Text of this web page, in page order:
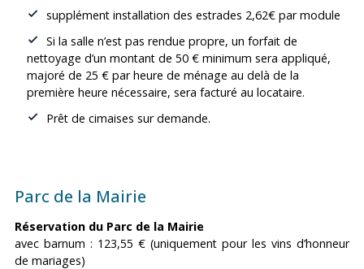
supplément installation des estrades 2,62€ par module
Si la salle n’est pas rendue propre, un forfait de
nettoyage d’un montant de 50 € minimum sera appliqué,
majoré de 25 € par heure de ménage au delà de la
première heure nécessaire, sera facturé au locataire.
Prêt de cimaises sur demande.
Parc de la Mairie
Réservation du Parc de la Mairie
avec barnum : 123,55 € (uniquement pour les vins d’honneur
de mariages)